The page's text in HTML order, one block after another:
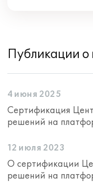
Публикации о
4 июня 2025
Сертификация
решений на
12 июля 2023
О сертификации
решений на